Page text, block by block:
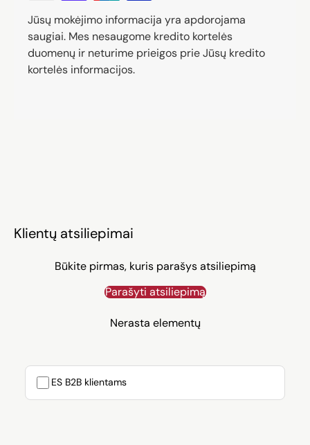
Jūsų mokėjimo informacija yra apdorojama
saugiai. Mes nesaugome kredito kortelės
duomenų ir neturime prieigos prie Jūsų kredito
kortelės informacijos.
Klientų atsiliepimai
Būkite pirmas, kuris parašys atsiliepimą
Parašyti atsiliepimą
Nerasta elementų
ES B2B klientams